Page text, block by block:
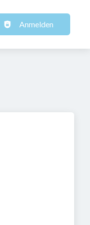
Anmelden